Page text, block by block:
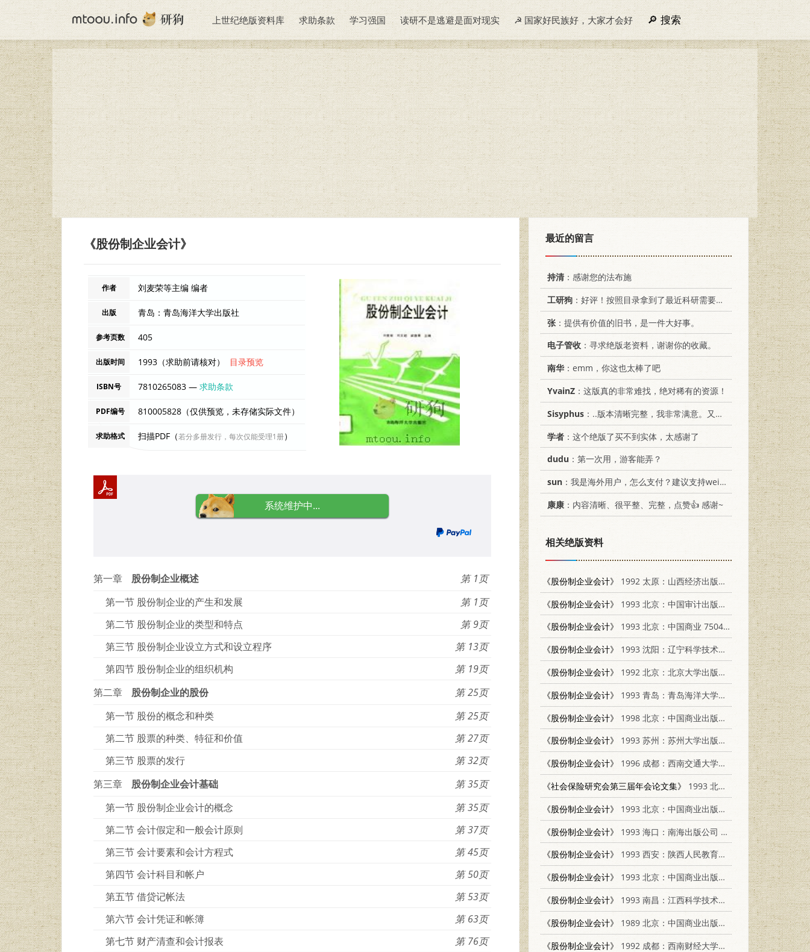
上世纪绝版资料库 求助条款 学习强国 读研不是逃避是面对现实 ☭ 国家好民族好，大家才会好 搜索
《股份制企业会计》
作者 刘麦荣等主编 编者
出版 青岛：青岛海洋大学出版社
参考页数 405
出版时间 1993（求助前请核对） 目录预览
ISBN号 7810265083 —求助条款
PDF编号 810005828（仅供预览，未存储实际文件）
求助格式 扫描PDF（若分多册发行，每次仅能受理1册）
系统维护中...
第一章 股份制企业概述
1
第一节 股份制企业的产生和发展
1
第二节 股份制企业的类型和特点
9
第三节 股份制企业设立方式和设立程序
13
第四节 股份制企业的组织机构
19
第二章
股份制企业的股份
25
第一节 股份的概念和种类
25
第二节 股票的种类、特征和价值
27
第三节 股票的发行
32
第三章
股份制企业会计基础
35
第一节 股份制企业会计的概念
35
第二节 会计假定和一般会计原则
37
第三节 会计要素和会计方程式
45
第四节 会计科目和帐户
50
第五节 借贷记帐法
53
第六节 会计凭证和帐簿
63
第七节 财产清查和会计报表
76
最近的留言
持清：感谢您的法布施
工研狗 ：好评！按照目录拿到了最近科研需要的材料！
张 ：提供有价值的旧书，是一件大好事。
电子管收 ：寻求绝版老资料，谢谢你的收藏。
南华：emm，你这也太棒了吧
YvainZ ：这版真的非常难找，绝对稀有的资源！
Sisyphus ：..版本清晰完整，我非常满意。又及，这本《话语的真相》...
学者 ：这个绝版了买不到实体，太感谢了
dudu ：第一次用，游客能弄？
sun ：我是海外用户，怎么支付？建议支持weixin支付
康康 ：内容清晰、很平整、完整，点赞👍 感谢~
相关绝版资料
《股份制企业会计》
1992 太原：山西经济出版社 7805774277
《股份制企业会计》
1993 北京：中国审计出版社 7800642232
《股份制企业会计》
1993 北京：中国商业 7504417475
《股份制企业会计》
1993 沈阳：辽宁科学技术出版社 7538116893
《股份制企业会计》
1992 北京：北京大学出版社 7301020260
《股份制企业会计》
1993 青岛：青岛海洋大学出版社 7810265083
《股份制企业会计》
1998 北京：中国商业出版社 7504436798
《股份制企业会计》
1993 苏州：苏州大学出版社 7810370170
《股份制企业会计》
1996 成都：西南交通大学出版社 7810229435
《社会保险研究会第三届年会论文集》
1993 北京：改革出版社 7800725286
《股份制企业会计》
1993 北京：中国商业出版社 7504422363
《股份制企业会计》
1993 海口：南海出版公司 780570421X
《股份制企业会计》
1993 西安：陕西人民教育出版社 7541950939
《股份制企业会计》
1993 北京：中国商业出版社 7504420840
《股份制企业会计》
1993 南昌：江西科学技术出版社 7539008318
《股份制企业会计》
1989 北京：中国商业出版社 7504403385
《股份制企业会计》
1992 成都：西南财经大学出版社 7810174509